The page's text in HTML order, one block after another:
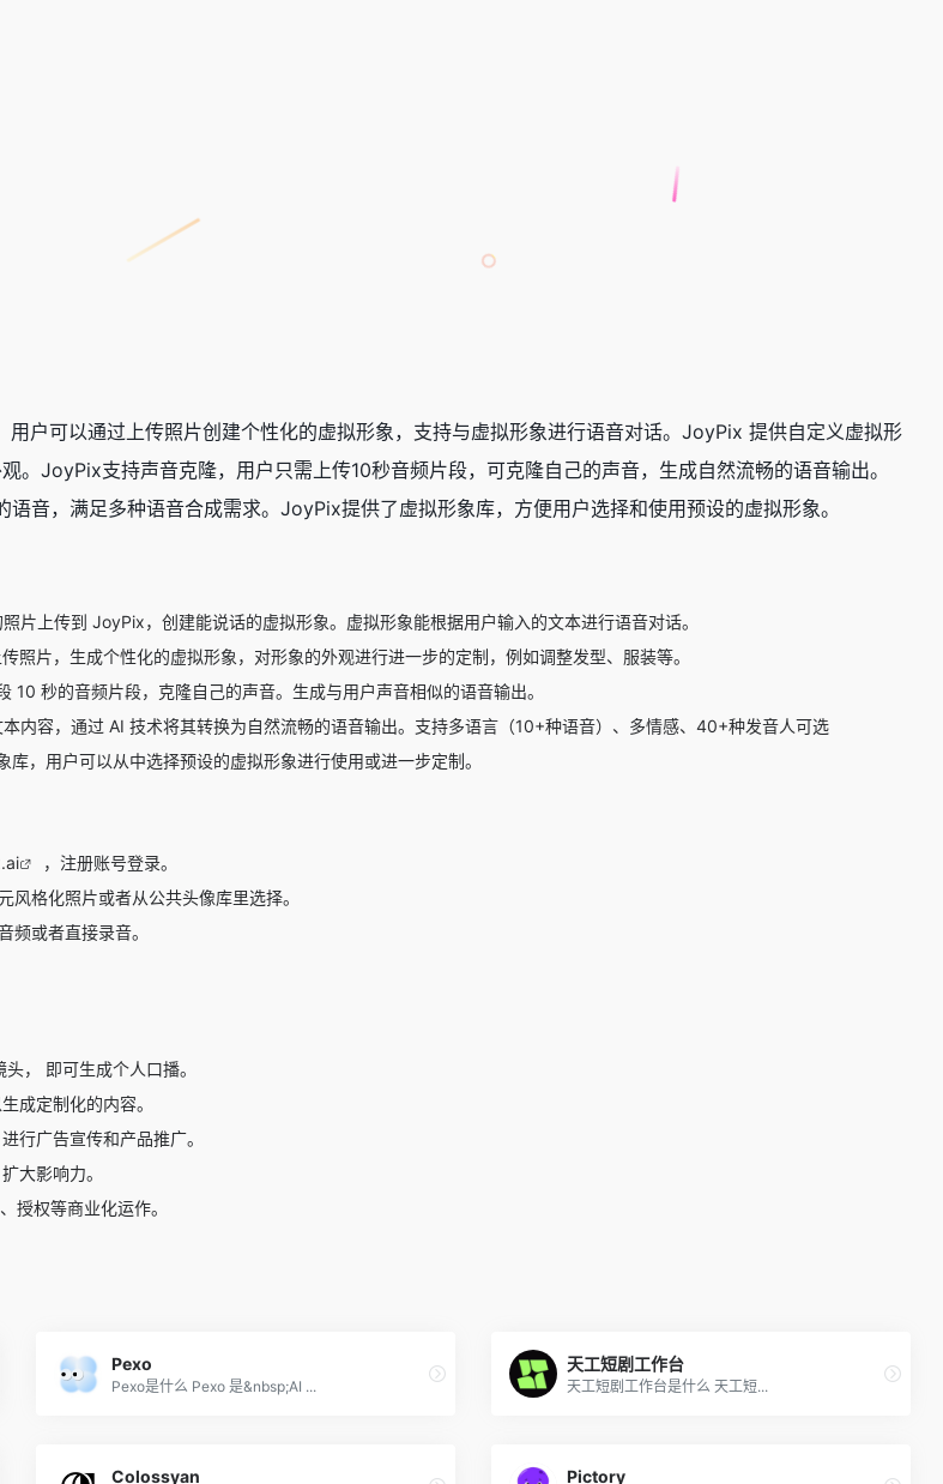
用户可以通过上传照片创建个性化的虚拟形象，支持与虚拟形象进行语音对话。JoyPix 提供自定义虚拟形
。JoyPix支持声音克隆，用户只需上传10秒音频片段，可克隆自己的声音，生成自然流畅的语音输出。
音，满足多种语音合成需求。JoyPix提供了虚拟形象库，方便用户选择和使用预设的虚拟形象。
片上传到 JoyPix，创建能说话的虚拟形象。虚拟形象能根据用户输入的文本进行语音对话。
照片，生成个性化的虚拟形象，对形象的外观进行进一步的定制，例如调整发型、服装等。
10 秒的音频片段，克隆自己的声音。生成与用户声音相似的语音输出。
本内容，通过 AI 技术将其转换为自然流畅的语音输出。支持多语言（10+种语音）、多情感、40+种发音人可选
库，用户可以从中选择预设的虚拟形象进行使用或进一步定制。
，注册账号登录。
风格化照片或者从公共头像库里选择。
频或者直接录音。
， 即可生成个人口播。
成定制化的内容。
行广告宣传和产品推广。
大影响力。
授权等商业化运作。
Pexo
Pexo是什么 Pexo 是&nbsp;AI ...
天工短剧工作台
天工短剧工作台是什么 天工短...
Colossyan Pictory